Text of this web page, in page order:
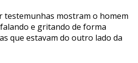
testemunhas mostram o homem
e gritando de forma
que estavam do outro lado da